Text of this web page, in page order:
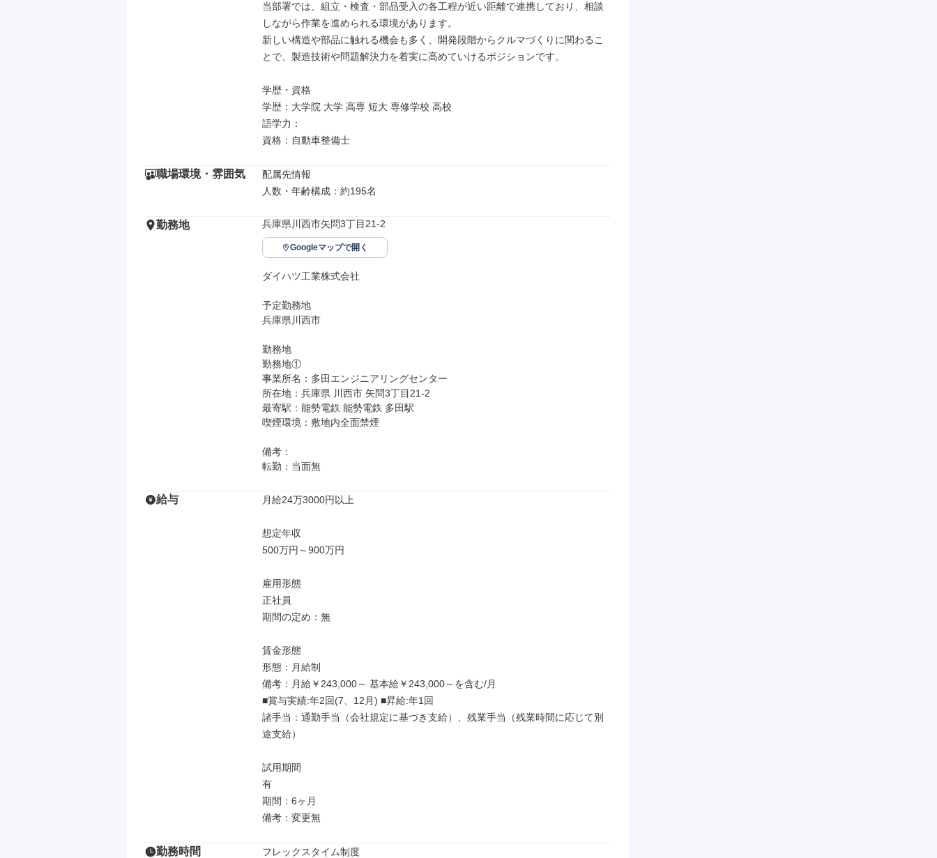
当部署では、組立・検査・部品受入の各工程が近い距離で連携しており、相談
しながら作業を進められる環境があります。
新しい構造や部品に触れる機会も多く、開発段階からクルマづくりに関わるこ
とで、製造技術や問題解決力を着実に高めていけるポジションです。
学歴・資格
学歴：大学院 大学 高専 短大 専修学校 高校
語学力：
資格：自動車整備士
職場環境・雰囲気
配属先情報
人数・年齢構成：約195名
勤務地 兵庫県川西市矢問3丁目21-2
Googleマップで開く
ダイハツ工業株式会社
予定勤務地
兵庫県川西市
勤務地
勤務地①
事業所名：多田エンジニアリングセンター
所在地：兵庫県 川西市 矢問3丁目21-2
最寄駅：能勢電鉄 能勢電鉄 多田駅
喫煙環境：敷地内全面禁煙
備考：
転勤：当面無
給与 月給24万3000円以上
想定年収
500万円～900万円
雇用形態
正社員
期間の定め：無
賃金形態
形態：月給制
備考：月給￥243,000～ 基本給￥243,000～を含む/月
■賞与実績:年2回(7、12月) ■昇給:年1回
諸手当：通勤手当（会社規定に基づき支給）、残業手当（残業時間に応じて別
途支給）
試用期間
有
期間：6ヶ月
備考：変更無
勤務時間 フレックスタイム制度